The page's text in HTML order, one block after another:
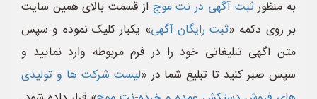
به منظورثبت آگهی در نت موج از قسمت بالای همین سایت
بر روی دکمه «ثبت رایگان آگهی» یکبار کلیک نموده و سپس
متن آگهی تبلیغاتی خود را در فرم مربوطه وارد نمایید و
سپس صبر کنید تا تبلیغ شما در «لیست شرکت ها و تولیدی